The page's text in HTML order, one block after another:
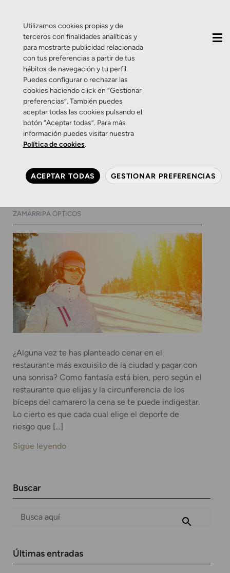
Etiqueta:zamarripa
protección ocular
Consejos Salud Visual
Para no ver los peligros de la
nieve, protégete
ZAMARRIPA ÓPTICOS
¿Alguna vez te has planteado cenar en el
restaurante más exquisito de la ciudad y pagar con
una sonrisa? Como fantasía está bien, pero según el
restaurante que elijas y la circunferencia de los
bíceps del camarero la cena se te puede indigestar.
Lo cierto es que cada cual elige el deporte de
riesgo que […]
Sigue leyendo
Buscar
Últimas entradas
Utilizamos cookies propias y de
terceros con finalidades analíticas y
para mostrarte publicidad relacionada
con tus preferencias a partir de tus
hábitos de navegación y tu perfil.
Puedes configurar o rechazar las
cookies haciendo click en “Gestionar
preferencias”. También puedes
aceptar todas las cookies pulsando el
botón “Aceptar todas”. Para más
información puedes visitar nuestra
Política de cookies.
ACEPTAR TODAS GESTIONAR PREFERENCIAS